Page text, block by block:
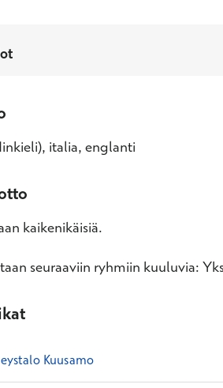
italia, englanti
kaikenikäisiä.
seuraaviin ryhmiin kuuluvia:
Kuusamo